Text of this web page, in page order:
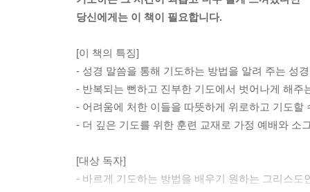
수 있어야 한다.
--- p.68~69
“고난을 만나면 기뻐할 기회로 삼으십시오!” 이
는 자신을 발견하게 된다. 지금 우리는 하나님 안
는 견고한 믿음을 가진 사람만이 누리게 될 기쁨을
--- p.81~82
각한다. 물론 몇 달 혹은 몇 년 동안 기도했는데도
지니이까”라고 외쳤던 다윗의 기도는 그런 의미
당신에게는 이 책이 필요합니다.
[이 책의 특징]
- 성경 말씀을 통해 기도하는 방법을 알려 주는 성
- 반복되는 뻔하고 진부한 기도에서 벗어나게 해주
- 어려움에 처한 이들을 따뜻하게 위로하고 기도할
- 더 깊은 기도를 위한 훈련 교재로 가정 예배와 소
[대상 독자]
- 바르게 기도하는 방법을 배우기 원하는 그리스도